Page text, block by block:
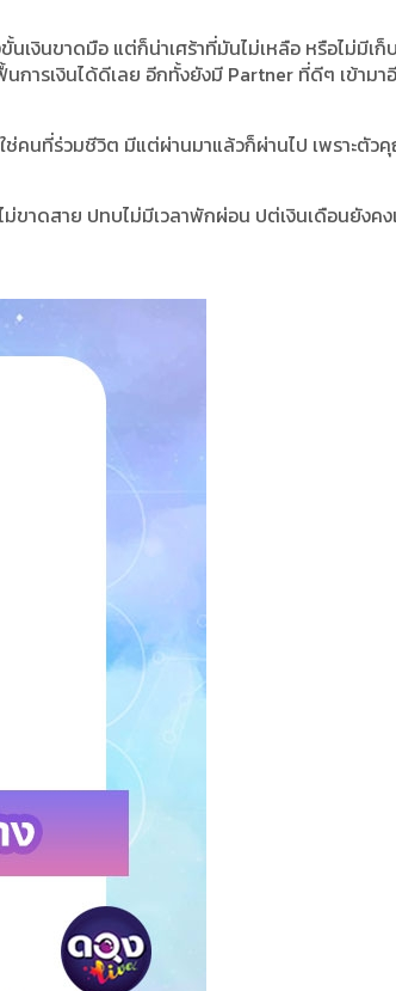
เงินขาดมือ แต่ก็น่าเศร้าที่มันไม่เหลือ หรือไม่มีเก็
นการเงินได้ดีเลย อีกทั้งยังมี Partner ที่ดีๆ เข้ามา
ช่คนที่ร่วมชีวิต มีแต่ผ่านมาแล้วก็ผ่านไป เพราะตัว
ขาดสาย ปทบไม่มีเวลาพักผ่อน ปต่เงินเดือนยังคง